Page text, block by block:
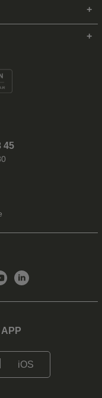
45
iOS